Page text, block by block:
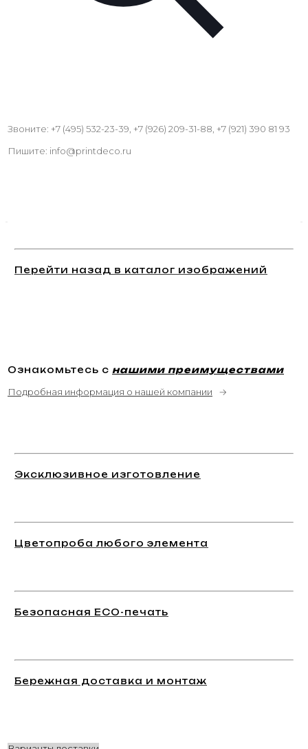
Звоните: +7 (495) 532-23-39, +7 (926) 209-31-88, +7 (921) 390 81 93
Пишите: info@printdeco.ru
Перейти назад в каталог изображений
Ознакомьтесь с нашими преимуществами
Подробная информация о нашей компании →
Эксклюзивное изготовление
Цветопроба любого элемента
Безопасная ECO-печать
Бережная доставка и монтаж